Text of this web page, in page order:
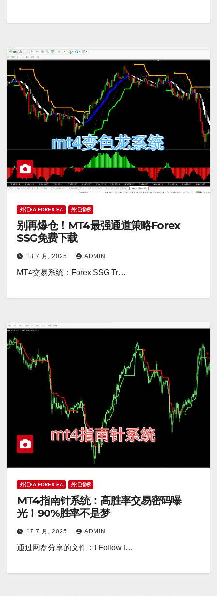
外汇EA FOREX EA 外汇指标
别再爆仓！MT4最强通道策略Forex
SSG免费下载
18 7 月, 2025 ADMIN
MT4交易系统：Forex SSG Tr…
外汇EA FOREX EA 外汇指标
MT4指南针系统：高胜率交易密码曝
光！90%胜率不是梦
17 7 月, 2025 ADMIN
通过网盘分享的文件：! Follow t…